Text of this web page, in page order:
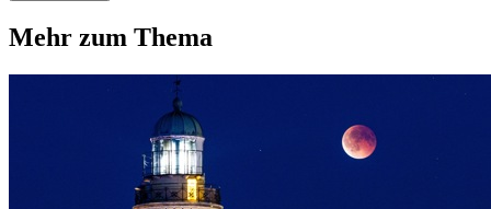
Mehr zum Thema